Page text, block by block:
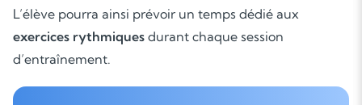
L’élève pourra ainsi prévoir un temps dédié aux
exercices rythmiques durant chaque session
d’entraînement.